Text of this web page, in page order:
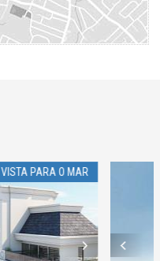
VISTA PARA O MAR